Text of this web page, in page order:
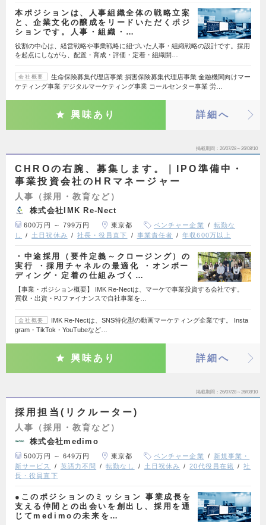
本ポジションは、人事組織全体の戦略立案
と、企業文化の醸成をリードいただくポジ
ションです。人事・組織・…
役割の中心は、経営戦略や事業戦略に紐づいた人事・組織戦略の設計です。採用
を起点にしながら、配置・育成・評価・定着・組織開…
会社概要
生命保険募集代理店事業 損害保険募集代理店事業 金融機関向けマー
ケティング事業 デジタルマーケティング事業 コールセンター事業 労…
興味あり 詳細へ
掲載期間 26/07/28～26/08/10
CHROの右腕、募集します。｜IPO準備中・
事業投資会社のHRマネージャー
人事（採用・教育など）
株式会社IMK Re-Nect
600万円 ～ 799万円 東京都 ベンチャー企業
転勤な
し
土日祝休み 社長・役員直下 事業責任者 年収600万以上
・中途採用（要件定義～クロージング）の
実行 ・採用チャネルの最適化 ・オンボー
ディング・定着の仕組みづく…
【事業・ポジション概要】 IMK Re-Nectは、マーケで事業投資する会社です。
買収・出資・PJファイナンスで自社事業を…
会社概要
IMK Re-Nectは、SNS特化型の動画マーケティング企業です。 Insta
gram・TikTok・YouTubeなど…
興味あり 詳細へ
掲載期間 26/07/28～26/08/10
採用担当(リクルーター)
人事（採用・教育など）
株式会社medimo
500万円 ～ 649万円 東京都 ベンチャー企業
新規事業・
新サービス
英語力不問 転勤なし 土日祝休み 20代役員在籍
社
長・役員直下
●このポジションのミッション 事業成長を
支える仲間との出会いを創出し、採用を通
じてmedimoの未来を…